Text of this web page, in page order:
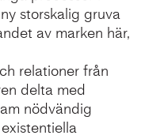
storskalig gruva
av marken här,
relationer från
delta med
nödvändig